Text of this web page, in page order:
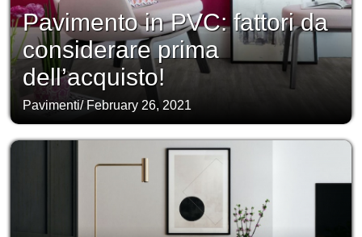
Pavimento in PVC: fattori da
considerare prima
dell’acquisto!
Pavimenti/ February 26, 2021